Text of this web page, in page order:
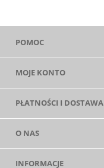
POMOC
MOJE KONTO
PŁATNOŚCI I DOSTAWA
O NAS
INFORMACJE